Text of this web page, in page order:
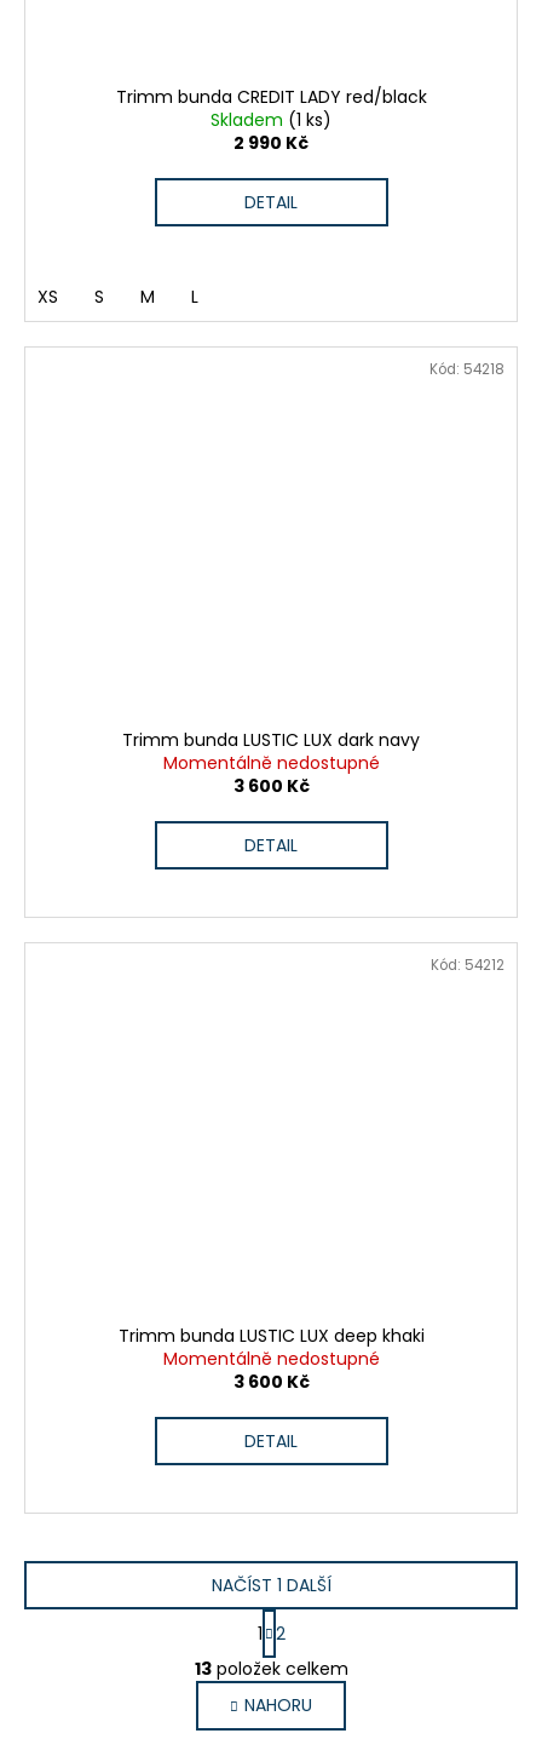
Trimm bunda CREDIT LADY red/black
Skladem (1 ks)
2 990 Kč
DETAIL
XS S M L
Trimm bunda LUSTIC LUX dark navy
Momentálně nedostupné
3 600 Kč
DETAIL
Kód: 54218
Trimm bunda LUSTIC LUX deep khaki
Momentálně nedostupné
3 600 Kč
DETAIL
Kód: 54212
O
v
l
NAČÍST 1 DALŠÍ
S
t
r
á
n
1 2
13položek celkem
NAHORU